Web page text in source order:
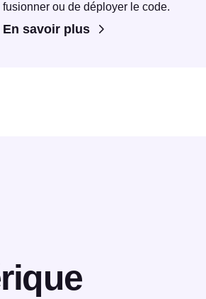
fusionner ou de déployer le code.
En savoir plus